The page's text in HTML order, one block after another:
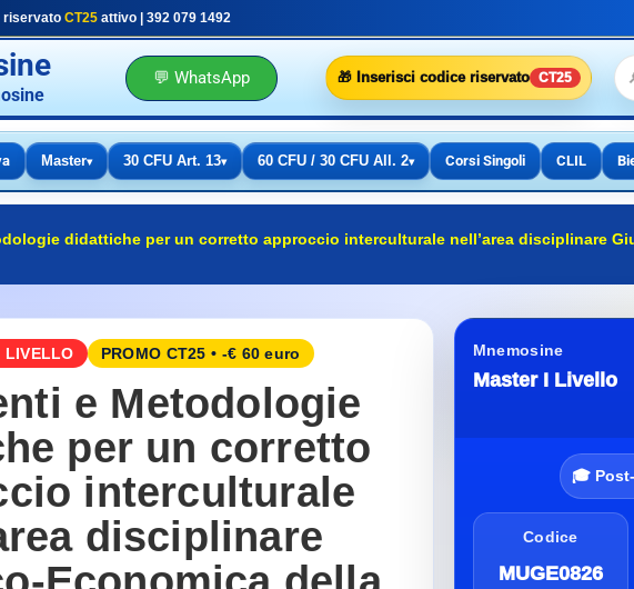
riservato CT25 attivo | 392 079 1492
💬 WhatsApp 🎁 Inserisci codice riservato CT25
Master▾ 30 CFU Art. 13▾ 60 CFU / 30 CFU All. 2▾ Corsi Singoli CLIL
didattiche per un corretto approccio interculturale nell’area disciplinare
LIVELLO PROMO CT25 • -€ 60 euro
e Metodologie
per un corretto
interculturale
disciplinare
Mnemosine
Master I Livello
🎓
Codice
MUGE0826